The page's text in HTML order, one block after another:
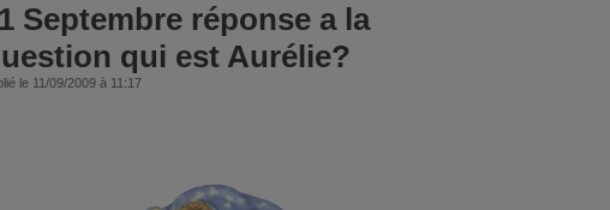
Septembre réponse a la
qui est Aurélie?
le 11/09/2009 à 11:17